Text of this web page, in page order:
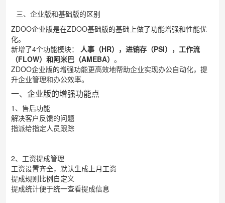
三、企业版和基础版的区别
ZDOO企业版是在ZDOO基础版的基础上做了功能增强和性能优
化。
新增了4个功能模块： 人事（HR），进销存（PSI），工作流
（FLOW）和阿米巴（AMEBA） 。
ZDOO企业版的增强功能更高效地帮助企业实现办公自动化，提
升企业管理和办公效率。
一、企业版的增强功能点
1、售后功能
解决客户反馈的问题
指派给指定人员跟踪
2、工资提成管理
工资设置齐全，默认生成上月工资
提成规则比例自定义
提成统计便于统一查看提成信息